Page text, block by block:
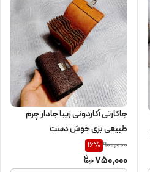
جاکارتی آکاردونی زیبا جادار چرم
طبیعی بزی خوش دست
900,000
16%
750,000